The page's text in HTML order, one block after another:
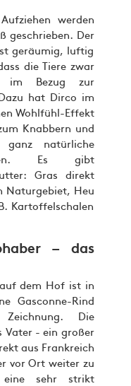
werden
geschrieben. Der
geräumig, luftig
die Tiere zwar
im Bezug zur
hat Dirco im
Wohlfühl-Effekt
Knabbern und
ganz natürliche
Es gibt
Gras direkt
Naturgebiet, Heu
Kartoffelschalen
– das
dem Hof ist in
Gasconne-Rind
Die
Vater - ein großer
aus Frankreich
vor Ort weiter zu
eine sehr strikt